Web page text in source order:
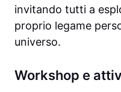
invitando tutti a
proprio legame
universo.
Workshop e